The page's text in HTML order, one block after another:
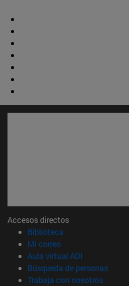
Accesos directos
Biblioteca
Mi correo(abre en nueva
Aula virtual ADI
Búsqueda de personas(abre
Trabaja con nosotros(abre